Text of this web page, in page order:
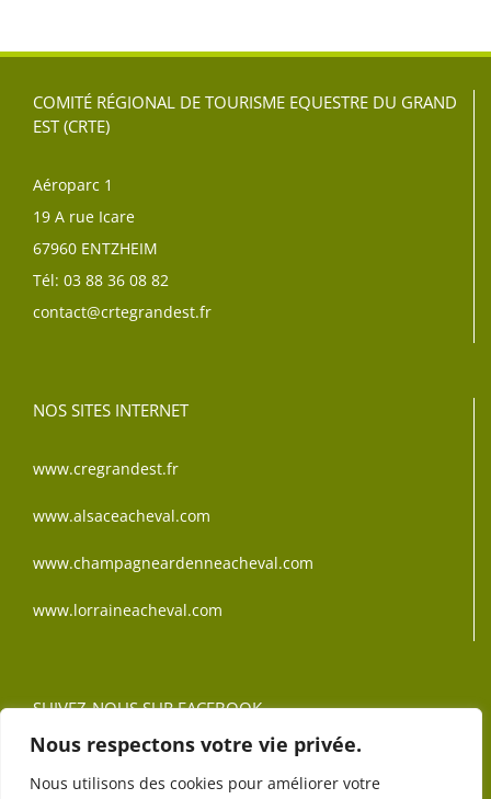
Nous respectons votre vie privée.
Nous utilisons des cookies pour améliorer votre
COMITÉ RÉGIONAL DE TOURISME EQUESTRE DU GRAND
EST (CRTE)
Aéroparc 1
19 A rue Icare
67960 ENTZHEIM
Tél: 03 88 36 08 82
contact@crtegrandest.fr
NOS SITES INTERNET
www.cregrandest.fr
www.alsaceacheval.com
www.champagneardenneacheval.com
www.lorraineacheval.com
SUIVEZ-NOUS SUR FACEBOOK